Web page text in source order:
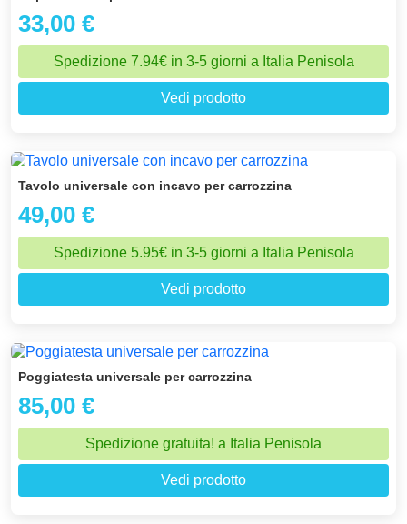
33,00 €
Spedizione 7.94€ in 3-5 giorni a Italia Penisola
Vedi prodotto
Tavolo universale con incavo per carrozzina
49,00 €
Spedizione 5.95€ in 3-5 giorni a Italia Penisola
Vedi prodotto
Poggiatesta universale per carrozzina
85,00 €
Spedizione gratuita! a Italia Penisola
Vedi prodotto